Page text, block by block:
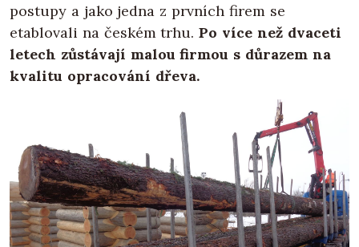
postupy a jako jedna z prvních firem se
etablovali na českém trhu.Po více než dvaceti
letech zůstávají malou firmou s důrazem na
kvalitu opracování dřeva.